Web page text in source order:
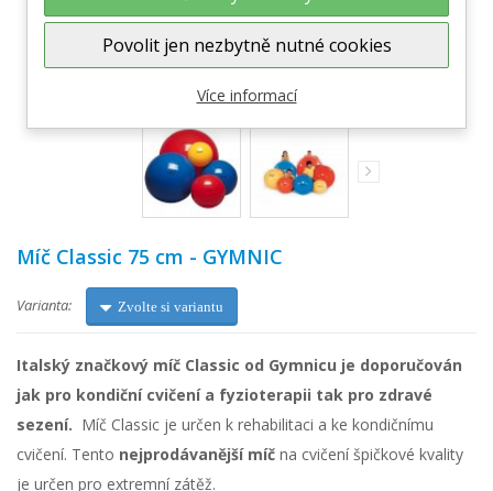
Zobrazit větší
Míč Classic 75 cm - GYMNIC
Varianta: Zvolte si variantu
Italský značkový míč Classic od Gymnicu je doporučován
jak pro kondiční cvičení a fyzioterapii tak pro zdravé
sezení. Míč Classic je určen k rehabilitaci a ke kondičnímu
cvičení. Tento nejprodávanější míč na cvičení špičkové kvality
je určen pro extremní zátěž.
Povolit jen nezbytně nutné cookies
Více informací